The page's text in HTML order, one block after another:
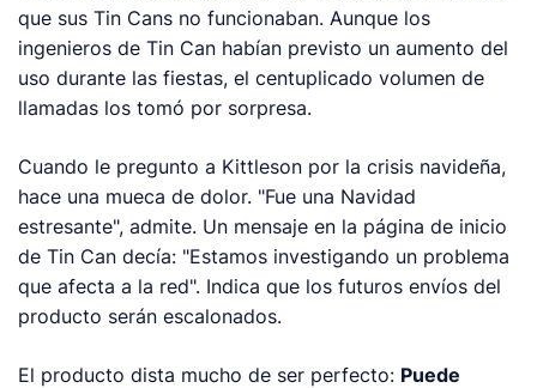
que sus Tin Cans no funcionaban. Aunque los
ingenieros de Tin Can habían previsto un aumento del
uso durante las fiestas, el centuplicado volumen de
llamadas los tomó por sorpresa.
Cuando le pregunto a Kittleson por la crisis navideña,
hace una mueca de dolor. "Fue una Navidad
estresante", admite. Un mensaje en la página de inicio
de Tin Can decía: "Estamos investigando un problema
que afecta a la red". Indica que los futuros envíos del
producto serán escalonados.
El producto dista mucho de ser perfecto: Puede